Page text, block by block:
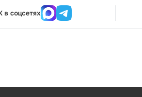
в соцсетях